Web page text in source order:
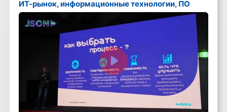
ИТ-рынок, информационные технологии, ПО
Смотреть видео